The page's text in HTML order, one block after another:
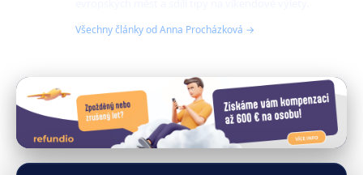
Všechny články od Anna Procházková →